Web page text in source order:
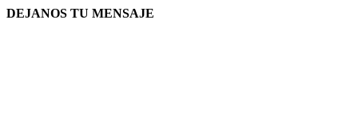
DEJANOS TU MENSAJE